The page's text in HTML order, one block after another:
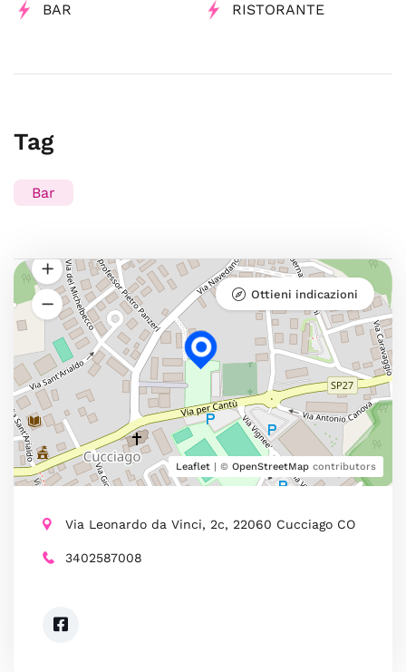
BAR RISTORANTE
Tag
Bar
Leaflet | © OpenStreetMap contributors
Ottieni indicazioni
Via Leonardo da Vinci, 2c, 22060 Cucciago CO
3402587008